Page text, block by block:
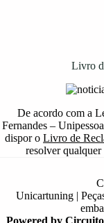
Livro
De acordo com a
Fernandes –
dispor oLivro de
resolver
Unicartuning |
Powered by